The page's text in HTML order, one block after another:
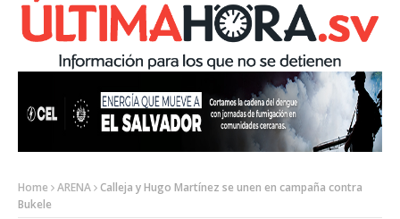
Home ARENA Calleja y Hugo Martínez se unen en campaña contra
Bukele